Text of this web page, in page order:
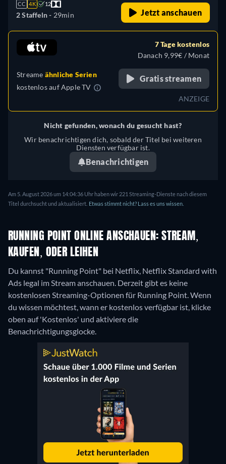
CC 4K 12
2 Staffeln - 29min Jetzt anschauen
Streame ähnliche Serien
kostenlos aufApple TV
7 Tage kostenlos
Danach 9,99€ / Monat
Gratis streamen
ANZEIGE
Nicht gefunden, wonach du gesucht hast?
Wir benachrichtigen dich, sobald der Titel bei weiteren
Diensten verfügbar ist.
Benachrichtigen
Am 5. August 2026 um 14:04:36 Uhr haben wir 221 Streaming-Dienste nach diesem
Titel durchsucht und aktualisiert. Etwas stimmt nicht? Lass es uns wissen.
RUNNING POINT ONLINE ANSCHAUEN: STREAM,
KAUFEN, ODER LEIHEN
Du kannst "Running Point" bei Netflix, Netflix Standard with
Ads legal im Stream anschauen. Derzeit gibt es keine
kostenlosen Streaming-Optionen für Running Point. Wenn
du wissen möchtest, wann er kostenlos verfügbar ist, klicke
oben auf 'Kostenlos' und aktiviere die
Benachrichtigungsglocke.